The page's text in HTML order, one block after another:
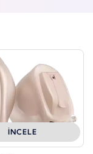
İNCELE